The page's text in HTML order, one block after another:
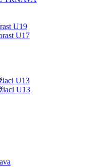
U19
U17
U13
U13